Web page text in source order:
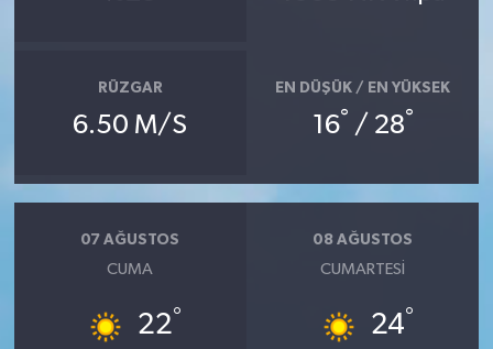
RÜZGAR
6.50 M/S
EN DÜŞÜK / EN YÜKSEK
16° / 28°
07 AĞUSTOS
CUMA
22°
08 AĞUSTOS
CUMARTESI
24°